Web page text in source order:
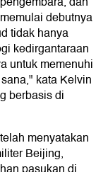
debutnya
tidak hanya
kedirgantaraan
untuk memenuhi
kata Kelvin
berbasis di
menyatakan
Beijing,